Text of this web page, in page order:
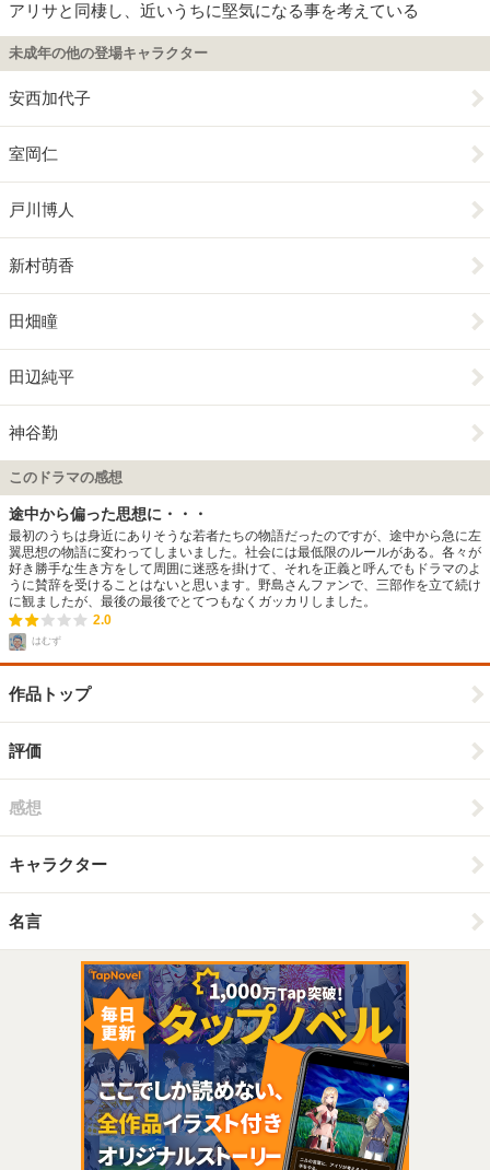
アリサと同棲し、近いうちに堅気になる事を考えている
未成年の他の登場キャラクター
安西加代子
室岡仁
戸川博人
新村萌香
田畑瞳
田辺純平
神谷勤
このドラマの感想
途中から偏った思想に・・・
最初のうちは身近にありそうな若者たちの物語だったのですが、途中から急に左
翼思想の物語に変わってしまいました。社会には最低限のルールがある。各々が
好き勝手な生き方をして周囲に迷惑を掛けて、それを正義と呼んでもドラマのよ
うに賛辞を受けることはないと思います。野島さんファンで、三部作を立て続け
に観ましたが、最後の最後でとてつもなくガッカリしました。
2.0
はむず
作品トップ
評価
感想
キャラクター
名言